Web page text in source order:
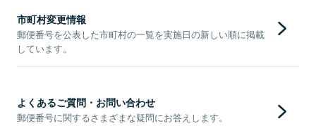
市町村変更情報
郵便番号を公表した市町村の一覧を実施日の新しい順に掲載
しています。
よくあるご質問・お問い合わせ
郵便番号に関するさまざまな疑問にお答えします。